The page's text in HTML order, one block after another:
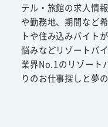
テル・旅館の求人情
や勤務地、期間など
トや住み込みバイト
悩みなどリゾートバ
業界No.1のリゾート
りのお仕事探しと夢